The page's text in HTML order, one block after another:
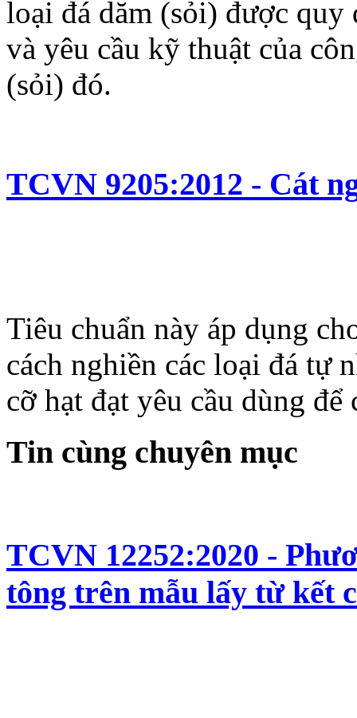
loại đá dăm (sỏi) được
và yêu cầu kỹ thuật của
(sỏi) đó.
TCVN 9205:2012 - Cát
Tiêu chuẩn này áp dụng
cách nghiền các loại đá tự
cỡ hạt đạt yêu cầu dùng
Tin cùng chuyên mục
TCVN 12252:2020 -
tông trên mẫu lấy từ kết